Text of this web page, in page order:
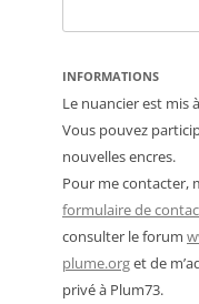
INFORMATIONS
Le nuancier est mis
Vous pouvez
nouvelles encres.
Pour me contacter,
formulaire de
consulter le forum
plume.orget de
privé à Plum73.